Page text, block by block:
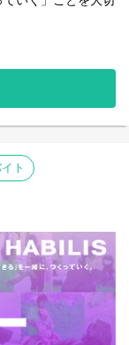
広げていくこと
できる」も同じ
るからフルタイム
」――
ら始め、未来の
ことを心から応援
ト